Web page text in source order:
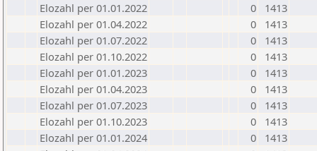
Elozahl per 01.01.2022
0
1413
Elozahl per 01.04.2022
0
1413
Elozahl per 01.07.2022
0
1413
Elozahl per 01.10.2022
0
1413
Elozahl per 01.01.2023
0
1413
Elozahl per 01.04.2023
0
1413
Elozahl per 01.07.2023
0
1413
Elozahl per 01.10.2023
0
1413
Elozahl per 01.01.2024
0
1413